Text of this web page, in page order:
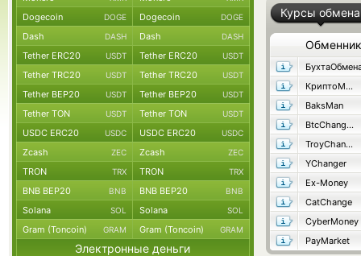
Курсы обмена
Обменник
КриптоМенялка
BaksMan
BtcChange24
TroyChange
YChanger
Ex-Money
CatChange
CyberMoney
PayMarket
Dogecoin DOGE Dogecoin DOGE
Dash DASH Dash DASH
Tether ERC20 USDT Tether ERC20 USDT
Tether TRC20 USDT Tether TRC20 USDT
Tether BEP20 USDT Tether BEP20 USDT
Tether TON USDT Tether TON USDT
USDC ERC20 USDC USDC ERC20 USDC
Zcash ZEC Zcash ZEC
TRON TRX TRON TRX
BNB BEP20 BNB BNB BEP20 BNB
Solana SOL Solana SOL
Gram (Toncoin) GRAM Gram (Toncoin) GRAM
Электронные деньги